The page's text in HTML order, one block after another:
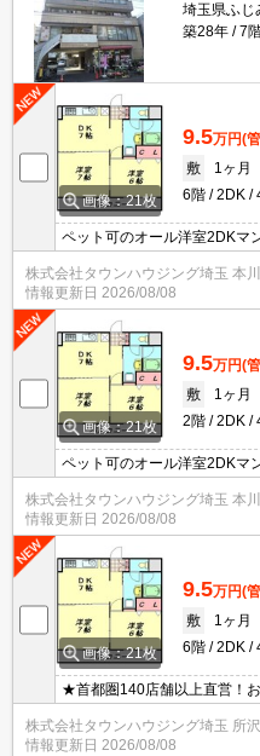
埼玉県ふじ
築28年
7
画像：21枚
9.5万円(
敷
1ヶ月
6階
2DK
ペット可のオール洋室2DKマ
燥機・エアコン2基付きで充
株式会社タウンハウジング埼玉 本
情報更新日 2026/08/08
画像：21枚
9.5万円(
敷
1ヶ月
2階
2DK
ペット可のオール洋室2DKマ
燥機・エアコン2基付きで充
株式会社タウンハウジング埼玉 本
情報更新日 2026/08/08
画像：21枚
9.5万円(
敷
1ヶ月
6階
2DK
★首都圏140店舗以上直営！
沢店へ★
株式会社タウンハウジング埼玉 所
情報更新日 2026/08/08